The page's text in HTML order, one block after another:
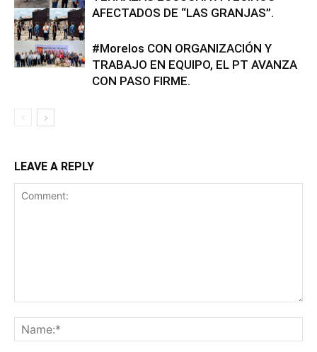
AFECTADOS DE “LAS GRANJAS”.
#Morelos CON ORGANIZACIÓN Y
TRABAJO EN EQUIPO, EL PT AVANZA
CON PASO FIRME.
LEAVE A REPLY